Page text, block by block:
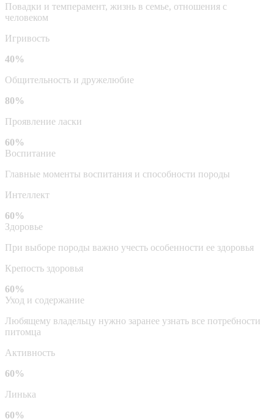
Повадки и темперамент, жизнь в семье, отношения с
человеком
Игривость
40%
Общительность и дружелюбие
80%
Проявление ласки
60%
Воспитание
Главные моменты воспитания и способности породы
Интеллект
60%
Здоровье
При выборе породы важно учесть особенности ее здоровья
Крепость здоровья
60%
Уход и содержание
Любящему владельцу нужно заранее узнать все потребности
питомца
Активность
60%
Линька
60%